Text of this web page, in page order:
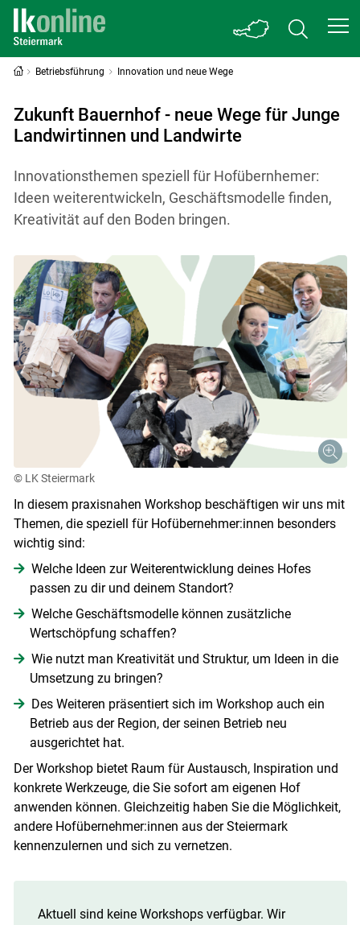
Betriebsführung Innovation und neue Wege
Zukunft Bauernhof - neue Wege für Junge
Landwirtinnen und Landwirte
Innovationsthemen speziell für Hofübernhemer:
Ideen weiterentwickeln, Geschäftsmodelle finden,
Kreativität auf den Boden bringen.
© LK Steiermark
In diesem praxisnahen Workshop beschäftigen wir uns mit
Themen, die speziell für Hofübernehmer:innen besonders
wichtig sind:
Welche Ideen zur Weiterentwicklung deines Hofes
passen zu dir und deinem Standort?
Welche Geschäftsmodelle können zusätzliche
Wertschöpfung schaffen?
Wie nutzt man Kreativität und Struktur, um Ideen in die
Umsetzung zu bringen?
Des Weiteren präsentiert sich im Workshop auch ein
Betrieb aus der Region, der seinen Betrieb neu
ausgerichtet hat.
Der Workshop bietet Raum für Austausch, Inspiration und
konkrete Werkzeuge, die Sie sofort am eigenen Hof
anwenden können. Gleichzeitig haben Sie die Möglichkeit,
andere Hofübernehmer:innen aus der Steiermark
kennenzulernen und sich zu vernetzen.
Aktuell sind keine Workshops verfügbar. Wir